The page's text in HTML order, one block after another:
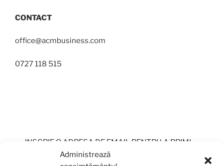
Administrează
CONTACT
office@acmbusiness.com
0727 118 515
INSCRIE O ADRESA DE EMAIL PENTRU A PRIMI
PERIODIC OFERTE